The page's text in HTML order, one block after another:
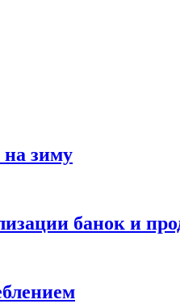
зиму
банок и